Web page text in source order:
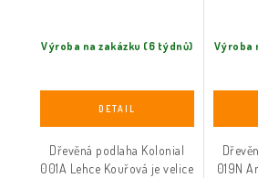
Výroba na zakázku (6 týdnů)
Dřevěná podlaha Kolonial
001A Lehce Kouřová je velice
Výroba
019N